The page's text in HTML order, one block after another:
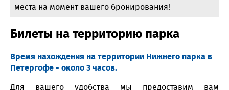
места на момент вашего бронирования!
Билеты на территорию парка
Время нахождения на территории Нижнего парка в
Петергофе - около 3 часов.
Для вашего удобства мы предоставим вам